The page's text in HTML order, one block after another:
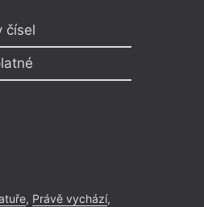
čísel
, Právě vychází,